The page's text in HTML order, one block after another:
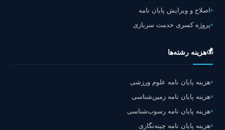
اصلاح و ویرایش پایان نامه
پروژه کسری خدمت سربازی
💰هزینه رشته‌ها
هزینه پایان نامه علوم ورزشی
هزینه پایان نامه زمین‌شناسی
هزینه پایان نامه رسوب‌شناسی
هزینه پایان نامه چینه‌نگاری